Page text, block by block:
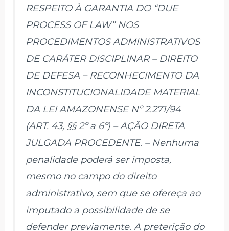
RESPEITO À GARANTIA DO “DUE
PROCESS OF LAW” NOS
PROCEDIMENTOS ADMINISTRATIVOS
DE CARÁTER DISCIPLINAR – DIREITO
DE DEFESA – RECONHECIMENTO DA
INCONSTITUCIONALIDADE MATERIAL
DA LEI AMAZONENSE Nº 2.271/94
(ART. 43, §§ 2º a 6º) – AÇÃO DIRETA
JULGADA PROCEDENTE. – Nenhuma
penalidade poderá ser imposta,
mesmo no campo do direito
administrativo, sem que se ofereça ao
imputado a possibilidade de se
defender previamente. A preterição do